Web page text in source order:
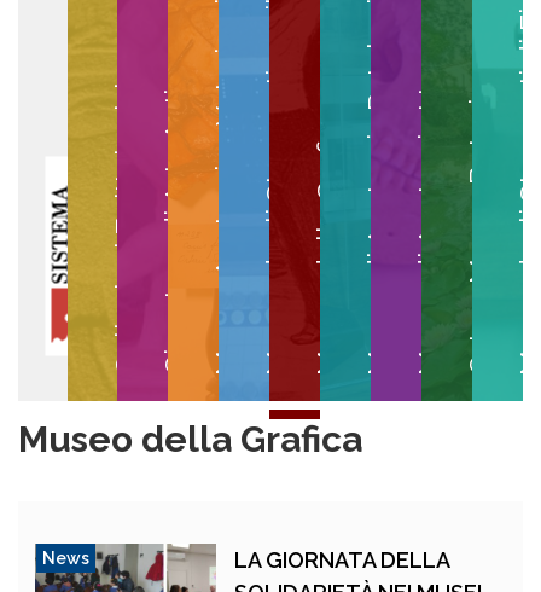
Collezioni EgittologicheGipsoteca di Arte AnticaMuseo Anatomico VeterinarioMuseo degli Strumenti per il CalcoloMuseo della GraficaMuseo di Anatomia PatologicaMuseo di Anatomia UmanaOrto e Museo BotanicoMuseo degli
Museo della Grafica
News
LA GIORNATA DELLA